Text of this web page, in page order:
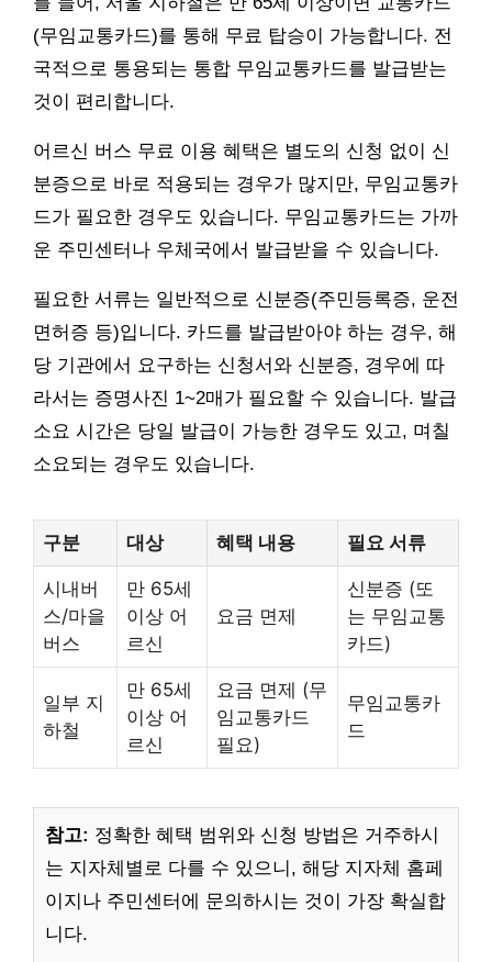
(무임교통카드)를 통해 무료 탑승이 가능합니다. 전
국적으로 통용되는 통합 무임교통카드를 발급받는
것이 편리합니다.
어르신 버스 무료 이용 혜택은 별도의 신청 없이 신
분증으로 바로 적용되는 경우가 많지만, 무임교통카
드가 필요한 경우도 있습니다. 무임교통카드는 가까
운 주민센터나 우체국에서 발급받을 수 있습니다.
필요한 서류는 일반적으로 신분증(주민등록증, 운전
면허증 등)입니다. 카드를 발급받아야 하는 경우, 해
당 기관에서 요구하는 신청서와 신분증, 경우에 따
라서는 증명사진 1~2매가 필요할 수 있습니다. 발급
소요 시간은 당일 발급이 가능한 경우도 있고, 며칠
소요되는 경우도 있습니다.
구분 대상 혜택 내용 필요 서류
시내버
스/마을
버스
만 65세
이상 어
르신
요금 면제
신분증 (또
는 무임교통
카드)
일부 지
하철
만 65세
이상 어
르신
요금 면제 (무
임교통카드
필요)
무임교통카
드
참고: 정확한 혜택 범위와 신청 방법은 거주하시
는 지자체별로 다를 수 있으니, 해당 지자체 홈페
이지나 주민센터에 문의하시는 것이 가장 확실합
니다.